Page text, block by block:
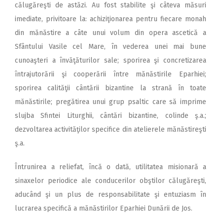
călugăreşti de astăzi. Au fost stabilite şi câteva măsuri
imediate, privitoare la: achiziţionarea pentru fiecare monah
din mănăstire a câte unui volum din opera ascetică a
Sfântului Vasile cel Mare, în vederea unei mai bune
cunoaşteri a învăţăturilor sale; sporirea şi concretizarea
întrajutorării şi cooperării între mănăstirile Eparhiei;
sporirea calităţii cântării bizantine la strană în toate
mănăstirile; pregătirea unui grup psaltic care să imprime
slujba Sfintei Liturghii, cântări bizantine, colinde ş.a.;
dezvoltarea activităţilor specifice din atelierele mănăstireşti
ş.a.
Întrunirea a reliefat, încă o dată, utilitatea misionară a
sinaxelor periodice ale conducerilor obştilor călugăreşti,
aducând şi un plus de responsabilitate şi entuziasm în
lucrarea specifică a mănăstirilor Eparhiei Dunării de Jos.